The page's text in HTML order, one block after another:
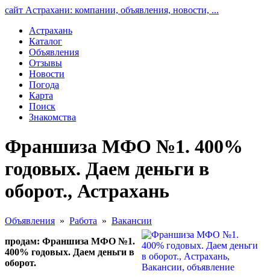
сайт Астрахани: компании, объявления, новости, ...
Астрахань
Каталог
Объявления
Отзывы
Новости
Погода
Карта
Поиск
Знакомства
Франшиза МФО №1. 400%
годовых. Даем деньги в
оборот., Астрахань
Объявления » Работа » Вакансии
продам: Франшиза МФО №1.
400% годовых. Даем деньги в
оборот.